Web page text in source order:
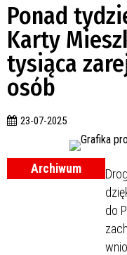
Ponad
Karty
tysiąca
osób
23-07-2025
Archiwum
do